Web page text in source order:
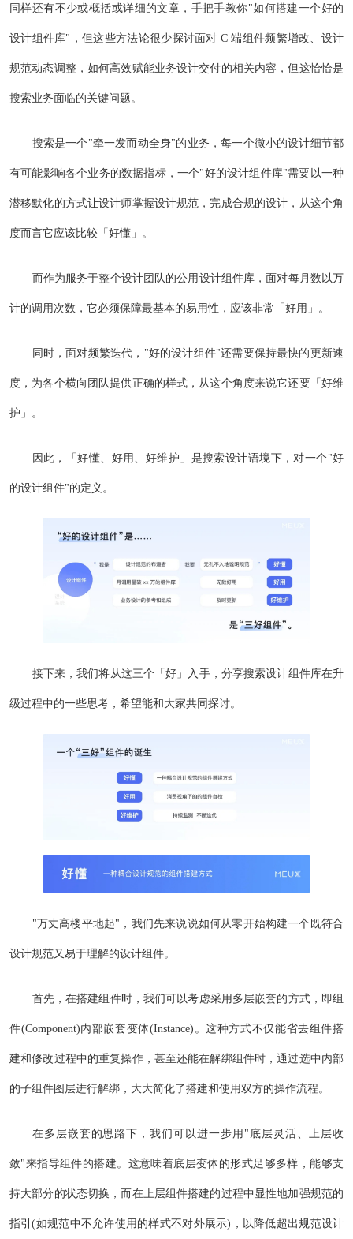
同样还有不少或概括或详细的文章，手把手教你"如何搭建一个好的
设计组件库"，但这些方法论很少探讨面对 C 端组件频繁增改、设计
规范动态调整，如何高效赋能业务设计交付的相关内容，但这恰恰是
搜索业务面临的关键问题。
搜索是一个"牵一发而动全身"的业务，每一个微小的设计细节都
有可能影响各个业务的数据指标，一个"好的设计组件库"需要以一种
潜移默化的方式让设计师掌握设计规范，完成合规的设计，从这个角
度而言它应该比较「好懂」。
而作为服务于整个设计团队的公用设计组件库，面对每月数以万
计的调用次数，它必须保障最基本的易用性，应该非常「好用」。
同时，面对频繁迭代，"好的设计组件"还需要保持最快的更新速
度，为各个横向团队提供正确的样式，从这个角度来说它还要「好维
护」。
因此，「好懂、好用、好维护」是搜索设计语境下，对一个"好
的设计组件"的定义。
接下来，我们将从这三个「好」入手，分享搜索设计组件库在升
级过程中的一些思考，希望能和大家共同探讨。
"万丈高楼平地起"，我们先来说说如何从零开始构建一个既符合
设计规范又易于理解的设计组件。
首先，在搭建组件时，我们可以考虑采用多层嵌套的方式，即组
件(Component)内部嵌套变体(Instance)。这种方式不仅能省去组件搭
建和修改过程中的重复操作，甚至还能在解绑组件时，通过选中内部
的子组件图层进行解绑，大大简化了搭建和使用双方的操作流程。
在多层嵌套的思路下，我们可以进一步用"底层灵活、上层收
敛"来指导组件的搭建。这意味着底层变体的形式足够多样，能够支
持大部分的状态切换，而在上层组件搭建的过程中显性地加强规范的
指引(如规范中不允许使用的样式不对外展示)，以降低超出规范设计